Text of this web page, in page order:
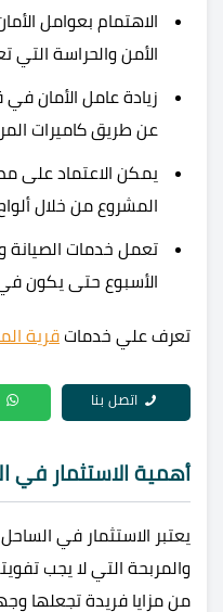
الاهتمام بعوامل
الأمن والحراسة التي تعمل
زيادة عامل الأمان
عن طريق كاميرات
يمكن الاعتماد على
المشروع من خلال
تعمل خدمات الصيانة
الأسبوع حتى يكون
تعرف علي خدمات قرية
اتصل بنا
أهمية الاستثمار في
يعتبر الاستثمار في
والمربحة التي لا يجب
من مزايا فريدة تجعلها